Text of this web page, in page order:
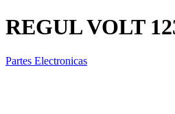
REGUL VOLT
Partes Electronicas